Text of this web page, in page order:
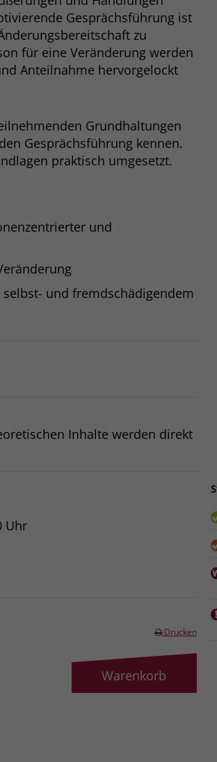
Gesprächsführung ist
zu
für eine Veränderung werden
Anteilnahme hervorgelockt
Grundhaltungen
Gesprächsführung kennen.
praktisch umgesetzt.
und
und fremdschädigendem
Inhalte werden direkt
Uhr
Drucken
Warenkorb
liebenau.de
bei.
Aktionen, die bei späteren Besuchen
Website durchgeführt werden, mit
Benutzerkennung verknüpft
in einer einzigen Sitzungsaufzeichnung